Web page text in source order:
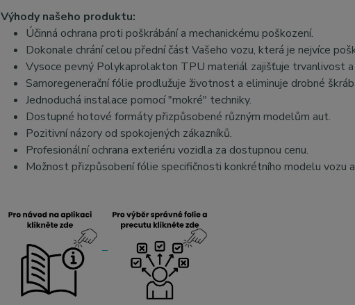
Výhody našeho produktu:
Účinná ochrana proti poškrábání a mechanickému poškození.
Dokonale chrání celou přední část Vašeho vozu, která je nejvíce
Vysoce pevný Polykaprolakton TPU materiál zajišťuje trvanlivost
Samoregenerační fólie prodlužuje životnost a eliminuje drobné
Jednoduchá instalace pomocí "mokré" techniky.
Dostupné hotové formáty přizpůsobené různým modelům aut.
Pozitivní názory od spokojených zákazníků.
Profesionální ochrana exteriéru vozidla za dostupnou cenu.
Možnost přizpůsobení fólie specifičnosti konkrétního modelu vozu